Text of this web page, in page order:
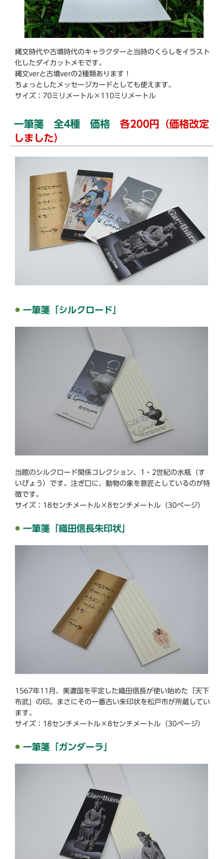
縄文時代や古墳時代のキャラクターと当時のくらしをイラスト
化したダイカットメモです。
縄文verと古墳verの2種類あります！
ちょっとしたメッセージカードとしても使えます。
サイズ：70ミリメートル×110ミリメートル
一筆箋 全4種 価格 各200円（価格改定
しました）
一筆箋「シルクロード」
当館のシルクロード関係コレクション、1・2世紀の水瓶（す
いびょう）です。注ぎ口に、動物の象を意匠としているのが特
徴です。
サイズ：18センチメートル×8センチメートル（30ページ）
一筆箋「織田信長朱印状」
1567年11月、美濃国を平定した織田信長が使い始めた「天下
布武」の印。まさにその一番古い朱印状を松戸市が所蔵してい
ます。
サイズ：18センチメートル×8センチメートル（30ページ）
一筆箋「ガンダーラ」